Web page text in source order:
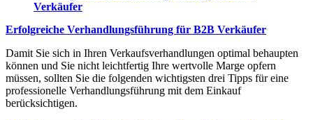
Erfolgreiche Verhandlungsführung für B2B Verkäufer
Damit Sie sich in Ihren Verkaufsverhandlungen optimal behaupten
können und Sie nicht leichtfertig Ihre wertvolle Marge opfern
müssen, sollten Sie die folgenden wichtigsten drei Tipps für eine
professionelle Verhandlungsführung mit dem Einkauf
berücksichtigen.